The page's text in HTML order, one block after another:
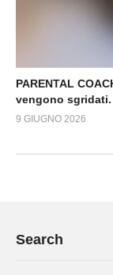
PARENTAL
vengono sgridati.
9 GIUGNO 2026
Search